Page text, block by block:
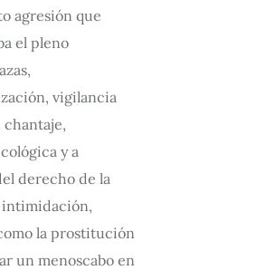
agresión que
el pleno
vigilancia
y a
derecho de la
intimidación,
la prostitución
un menoscabo en